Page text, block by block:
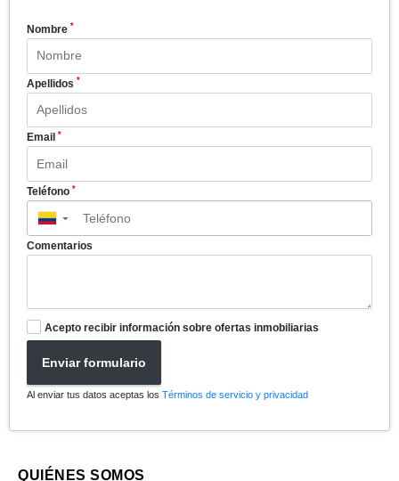
Nombre *
Apellidos *
Email *
Teléfono *
▼
Comentarios
Acepto recibir información sobre ofertas inmobiliarias
Enviar formulario
Al enviar tus datos aceptas los Términos de servicio y privacidad
QUIÉNES SOMOS